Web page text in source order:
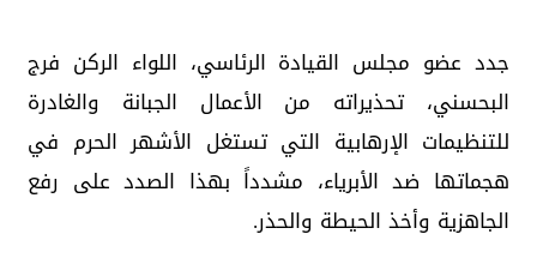
جدد عضو مجلس القيادة الرئاسي، اللواء الركن فرج
البحسني، تحذيراته من الأعمال الجبانة والغادرة
للتنظيمات الإرهابية التي تستغل الأشهر الحرم في
هجماتها ضد الأبرياء، مشدداً بهذا الصدد على رفع
الجاهزية وأخذ الحيطة والحذر.